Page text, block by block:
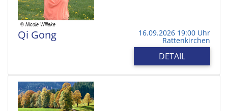
Qi Gong 16.09.2026 19:00 Uhr
Rattenkirchen
DETAIL